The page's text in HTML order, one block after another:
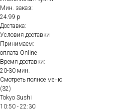
Мин. заказ:
24.99 р
Доставка:
Условия доставки
Принимаем:
оплата Online
Время доставки:
20-30 мин.
Смотреть полное меню
(32)
Tokyo Sushi
10:50 - 22:30